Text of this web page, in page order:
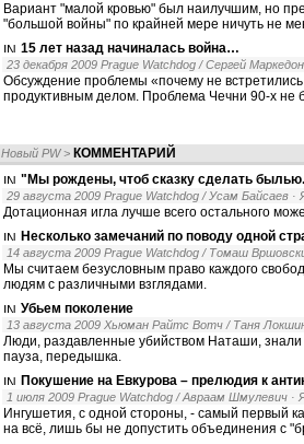
Вариант "малой кровью" был наилучшим, но
"большой войны" по крайней мере ничуть не
15 лет назад начиналась война…
23 декабря 2009 Prague Watchdog / Сергей
Обсуждение проблемы «почему не
продуктивным делом. Проблема Чечни 90-х не
Новый PW > КОММЕНТАРИЙ
"Мы рождены, чтоб сказку сделать
29 августа 2009 Prague Watchdog / Усам Байсаев ·
Дотационная игла лучше всего остального
Несколько замечаний по поводу одной
14 августа 2009 Prague Watchdog / Томаш
Мы считаем безусловным право каждого
людям с различными взглядами.
Убьем поколение
13 августа 2009 Хьюман Райтс Вотч / Таня
Люди, раздавленные убийством Наташи, знали
пауза, передышка.
Покушение на Евкурова – прелюдия к
1 июля 2009 Prague Watchdog / Авраам Шмулевич ·
Ингушетия, с одной стороны, - самый первый
на всё, лишь бы не допустить объединения с